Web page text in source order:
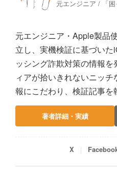
元エンジニア / 「
元エンジニア・Apple製品
立し、実機検証に基づい
ッシング詐欺対策の情報
ィアが拾いきれないニッ
報にこだわり、検証記事を
著者詳細・実績
X